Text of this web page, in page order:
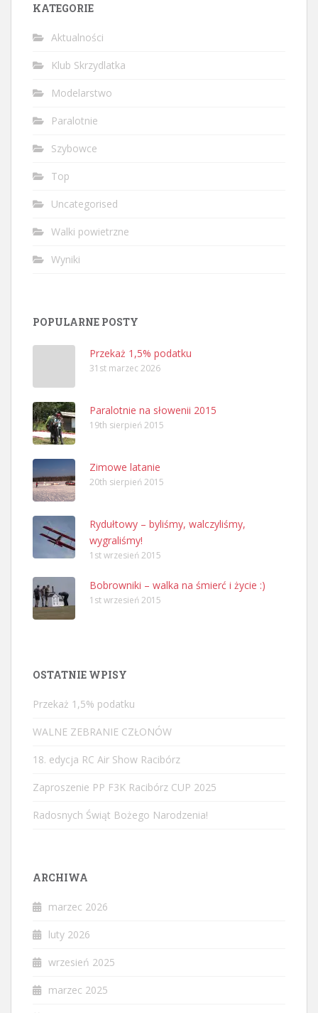
KATEGORIE
Aktualności
Klub Skrzydlatka
Modelarstwo
Paralotnie
Szybowce
Top
Uncategorised
Walki powietrzne
Wyniki
POPULARNE POSTY
Przekaż 1,5% podatku
31st marzec 2026
Paralotnie na słowenii 2015
19th sierpień 2015
Zimowe latanie
20th sierpień 2015
Rydułtowy – byliśmy, walczyliśmy,
wygraliśmy!
1st wrzesień 2015
Bobrowniki – walka na śmierć i życie :)
1st wrzesień 2015
OSTATNIE WPISY
Przekaż 1,5% podatku
WALNE ZEBRANIE CZŁONÓW
18. edycja RC Air Show Racibórz
Zaproszenie PP F3K Racibórz CUP 2025
Radosnych Świąt Bożego Narodzenia!
ARCHIWA
marzec 2026
luty 2026
wrzesień 2025
marzec 2025